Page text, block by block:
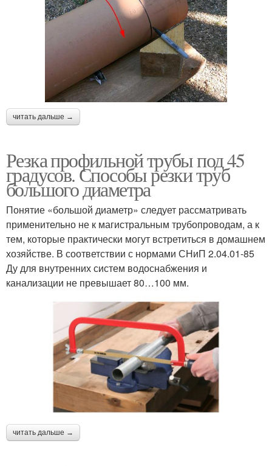
читать дальше →
Резка профильной трубы под 45
градусов. Способы резки труб
большого диаметра
Понятие «большой диаметр» следует рассматривать
применительно не к магистральным трубопроводам, а к
тем, которые практически могут встретиться в домашнем
хозяйстве. В соответствии с нормами СНиП 2.04.01-85
Ду для внутренних систем водоснабжения и
канализации не превышает 80…100 мм.
читать дальше →